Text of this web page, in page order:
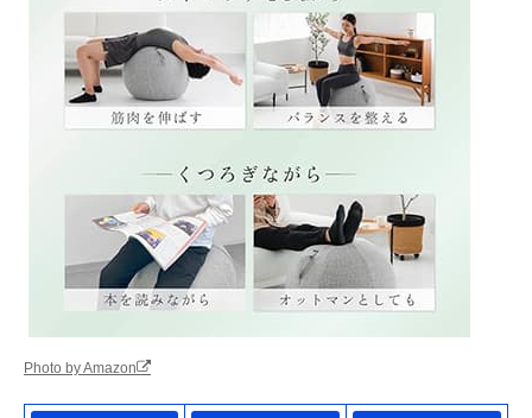
Photo by Amazon